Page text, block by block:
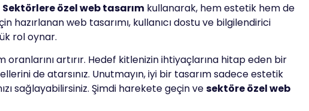
Sektörlere özel web tasarım kullanarak, hem estetik hem de
web tasarımı, kullanıcı dostu ve bilgilendirici
rol oynar.
artırır. Hedef kitlenizin ihtiyaçlarına hitap eden bir
de atarsınız. Unutmayın, iyi bir tasarım sadece estetik
sağlayabilirsiniz. Şimdi harekete geçin vesektöre özel web